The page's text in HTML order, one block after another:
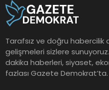
Tarafsız ve doğru habercilik
gelişmeleri sizlere
dakika haberleri, siyaset,
fazlası Gazete Demokrat’ta.